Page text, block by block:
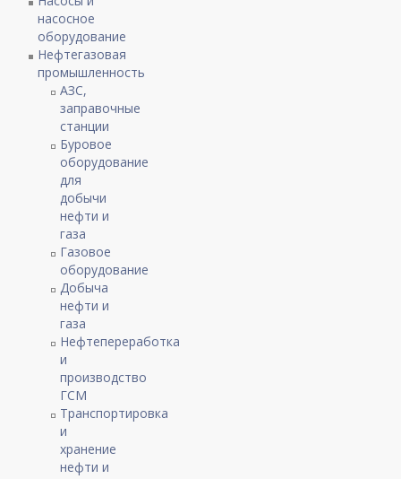
насосное
оборудование
Нефтегазовая
промышленность
АЗС,
заправочные
станции
Буровое
оборудование
для
добычи
нефти и
газа
Газовое
оборудование
Добыча
нефти и
газа
Нефтепереработка
и
производство
ГСМ
Транспортировка
и
хранение
нефти и